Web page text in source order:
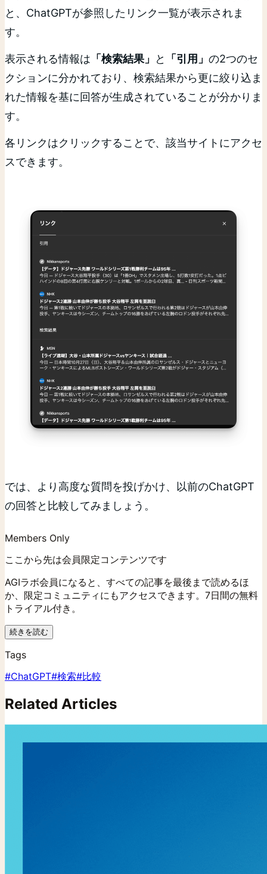
と、ChatGPTが参照したリンク一覧が表示されま
す。
表示される情報は 「検索結果」 と 「引用」 の2つのセ
クションに分かれており、検索結果から更に絞り込ま
れた情報を基に回答が生成されていることが分かりま
す。
各リンクはクリックすることで、該当サイトにアクセ
スできます。
では、より高度な質問を投げかけ、以前のChatGPT
の回答と比較してみましょう。
Members Only
ここから先は会員限定コンテンツです
AGIラボ会員になると、すべての記事を最後まで読めるほ
か、限定コミュニティにもアクセスできます。7日間の無料
トライアル付き。
続きを読む
Tags
#ChatGPT#検索#比較
Related Articles